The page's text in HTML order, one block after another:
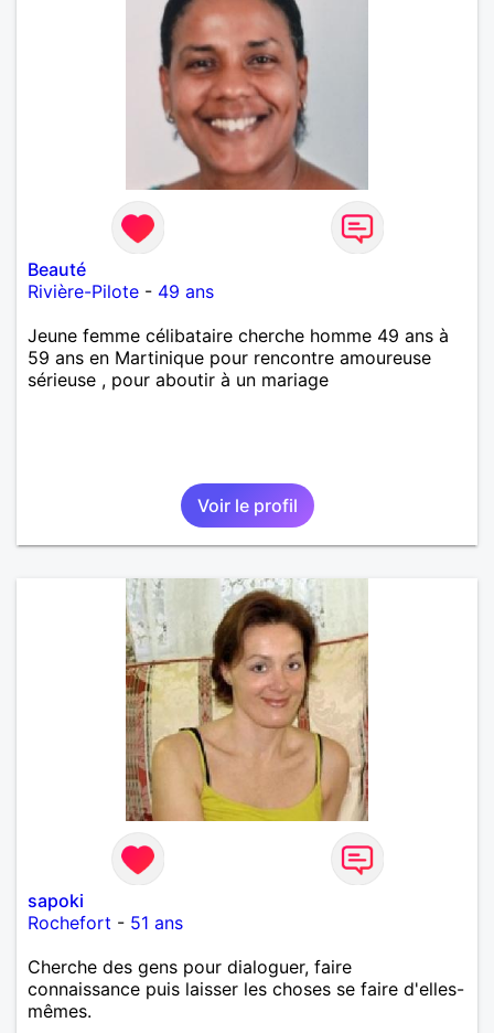
Beauté
Rivière-Pilote - 49 ans
Jeune femme célibataire cherche homme 49 ans à
59 ans en Martinique pour rencontre amoureuse
sérieuse , pour aboutir à un mariage
Voir le profil
sapoki
Rochefort - 51 ans
Cherche des gens pour dialoguer, faire
connaissance puis laisser les choses se faire d'elles-
mêmes.